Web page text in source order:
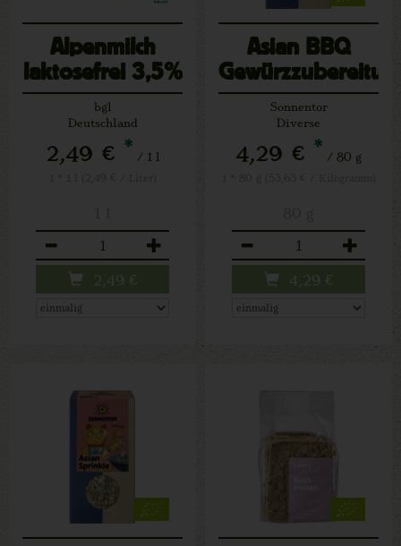
Alpenmilch
laktosefrei 3,5%
bgl
Deutschland
2,49 € * / 1 l
2,49 €
Asian BBQ
Sonnentor
Diverse
4,29 € * / 80 g
4,29 €